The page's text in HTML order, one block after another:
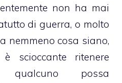
non ha mai
di guerra, o molto
nemmeno cosa siano,
scioccante ritenere
qualcuno possa